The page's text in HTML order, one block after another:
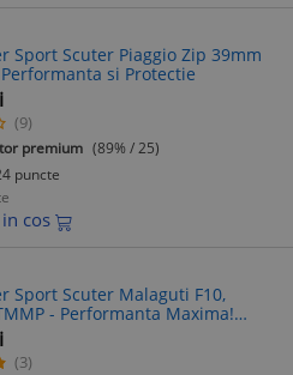
Sport Scuter Piaggio Zip 39mm
si Protectie
(9)
premium (89% / 25)
puncte
cos
Sport Scuter Malaguti F10,
- Performanta Maxima!
Sport Conic
(3)